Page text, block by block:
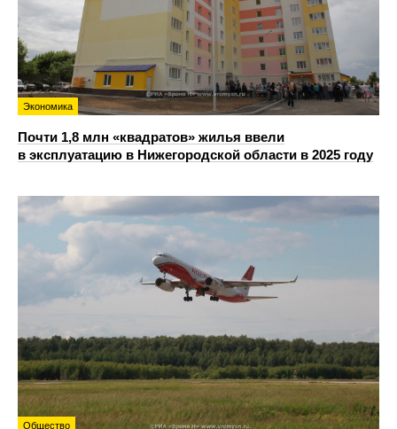
Экономика
Почти 1,8 млн «квадратов» жилья ввели
в эксплуатацию в Нижегородской области в 2025 году
Общество